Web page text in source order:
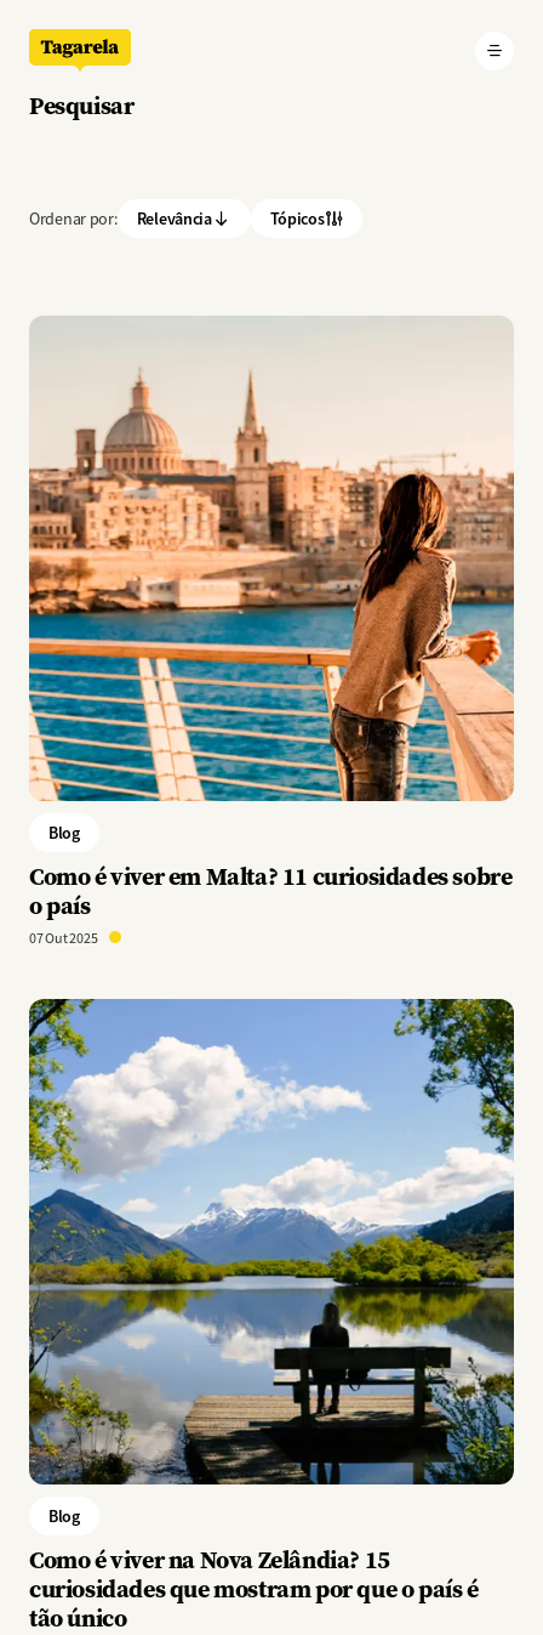
Pesquisar
Ordenar por: Relevância Tópicos
Imagem
Blog
Como é viver em Malta? 11 curiosidades sobre
o país
07 Out 2025
Imagem
Blog
Como é viver na Nova Zelândia? 15
curiosidades que mostram por que o país é
tão único